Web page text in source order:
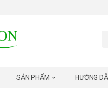
SẢN PHẨM HƯỚNG